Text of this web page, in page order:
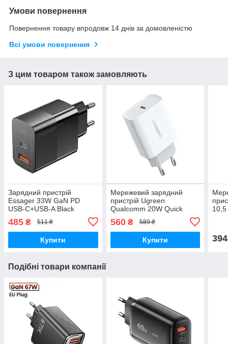
Умови повернення
Повернення товару впродовж 14 днів за домовленістю
Всі умови повернення
З цим товаром також замовляють
Зарядний пристрій
Essager 33W GaN PD
USB-C+USB-A Black
485 ₴ 511 ₴
Купити
Мережевий зарядний
пристрій Ugreen
Qualcomm 20W Quick
(CD137)
560₴ 589 ₴
Купити 394
Подібні товари компанії